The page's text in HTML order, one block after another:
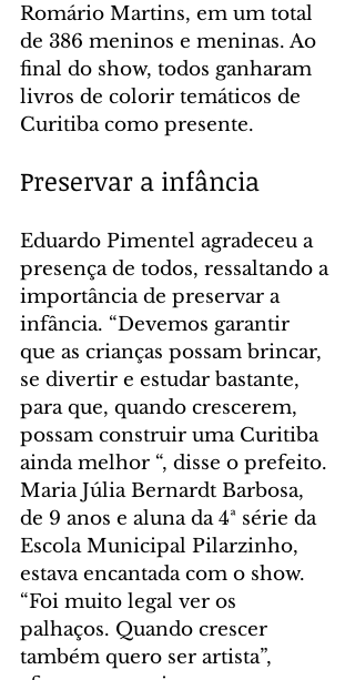
Romário Martins, em um total
de 386 meninos e meninas. Ao
final do show, todos ganharam
livros de colorir temáticos de
Curitiba como presente.
Preservar a infância
Eduardo Pimentel agradeceu a
presença de todos, ressaltando a
importância de preservar a
infância. “Devemos garantir
que as crianças possam brincar,
se divertir e estudar bastante,
para que, quando crescerem,
possam construir uma Curitiba
ainda melhor “, disse o prefeito.
Maria Júlia Bernardt Barbosa,
de 9 anos e aluna da 4ª série da
Escola Municipal Pilarzinho,
estava encantada com o show.
“Foi muito legal ver os
palhaços. Quando crescer
também quero ser artista”,